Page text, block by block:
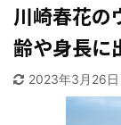
川崎春花の
齢や身長に
2023年3月26日